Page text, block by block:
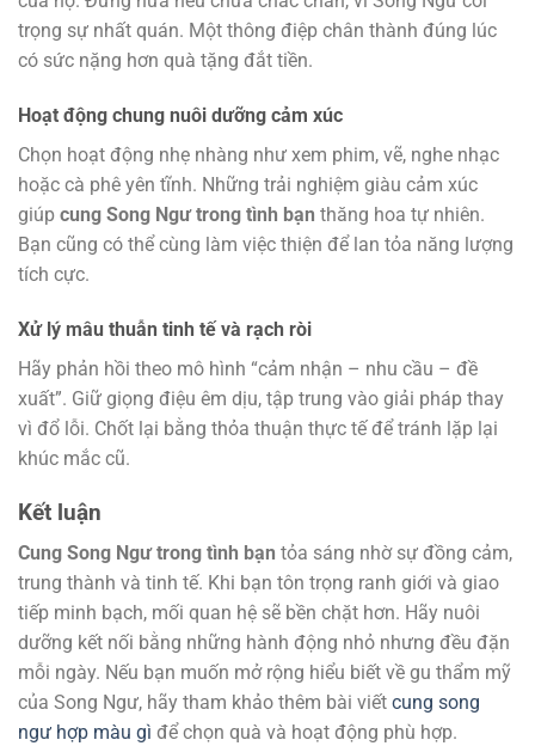
trọng sự nhất quán. Một thông điệp chân thành đúng lúc
có sức nặng hơn quà tặng đắt tiền.
Hoạt động chung nuôi dưỡng cảm xúc
Chọn hoạt động nhẹ nhàng như xem phim, vẽ, nghe nhạc
hoặc cà phê yên tĩnh. Những trải nghiệm giàu cảm xúc
giúp cung Song Ngư trong tình bạn thăng hoa tự nhiên.
Bạn cũng có thể cùng làm việc thiện để lan tỏa năng lượng
tích cực.
Xử lý mâu thuẫn tinh tế và rạch ròi
Hãy phản hồi theo mô hình “cảm nhận – nhu cầu – đề
xuất”. Giữ giọng điệu êm dịu, tập trung vào giải pháp thay
vì đổ lỗi. Chốt lại bằng thỏa thuận thực tế để tránh lặp lại
khúc mắc cũ.
Kết luận
Cung Song Ngư trong tình bạn tỏa sáng nhờ sự đồng cảm,
trung thành và tinh tế. Khi bạn tôn trọng ranh giới và giao
tiếp minh bạch, mối quan hệ sẽ bền chặt hơn. Hãy nuôi
dưỡng kết nối bằng những hành động nhỏ nhưng đều đặn
mỗi ngày. Nếu bạn muốn mở rộng hiểu biết về gu thẩm mỹ
của Song Ngư, hãy tham khảo thêm bài viết cung song
ngư hợp màu gì để chọn quà và hoạt động phù hợp.